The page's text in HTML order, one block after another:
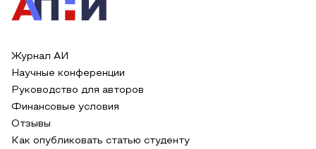
Журнал АИ
Научные конференции
Руководство для авторов
Финансовые условия
Отзывы
Как опубликовать статью студенту